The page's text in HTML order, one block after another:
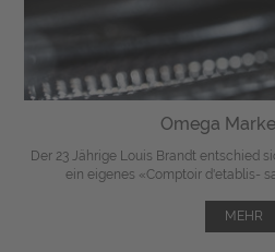
Omega
Der 23 Jährige Louis Brandt entschied
ein eigenes «Comptoir d'etablis-
MEHR